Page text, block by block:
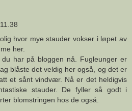
hvor mye stauder vokser i løpet av
her.
du har på bloggen nå. Fugleunger er
blåste det veldig her også, og det er
et sånt vindvær. Nå er det heldigvis
stauder. De fyller så godt i
blomstringen hos de også.